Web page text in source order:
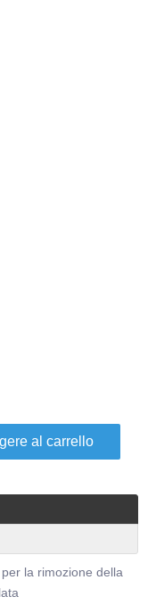
al carrello
la rimozione della